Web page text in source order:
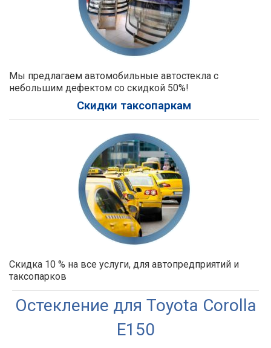
Мы предлагаем автомобильные автостекла с
небольшим дефектом со скидкой 50%!
Скидки таксопаркам
Скидка 10 % на все услуги, для автопредприятий и
таксопарков
Остекление для Toyota Corolla
E150